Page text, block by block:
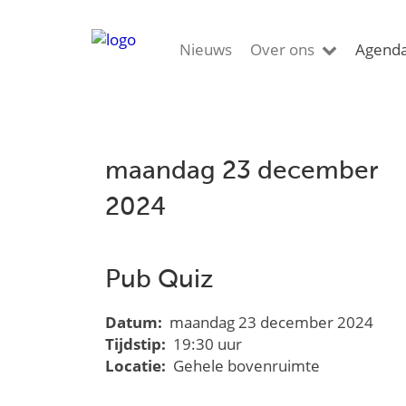
Nieuws Over ons
maandag 23 december
2024
Pub Quiz
Datum: maandag 23 december 2024
Tijdstip: 19:30 uur
Locatie: Gehele bovenruimte